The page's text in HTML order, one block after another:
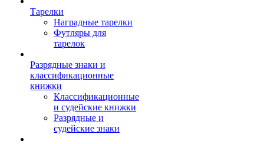
Тарелки
Наградные тарелки
Футляры для
тарелок
Разрядные знаки и
классификационные
книжки
Классификационные
и судейские книжки
Разрядные и
судейские знаки